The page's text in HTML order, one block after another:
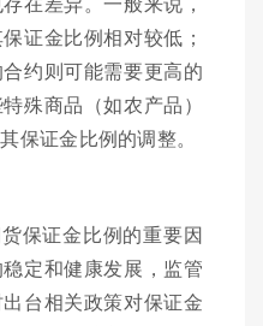
证金比例相对较低；
约则可能需要更高的
殊商品（如农产品）
保证金比例的调整。
保证金比例的重要因
定和健康发展，监管
台相关政策对保证金